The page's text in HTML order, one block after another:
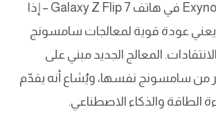
استخدام Exynos 2500 في هاتف Galaxy Z Flip 7 – إذا
يعني عودة قوية لمعالجات سامسونج
المعالج الجديد مبني على
3 نانومتر من سامسونج نفسها، ويُشاع أنه يقدّم
الطاقة والذكاء الاصطناعي.